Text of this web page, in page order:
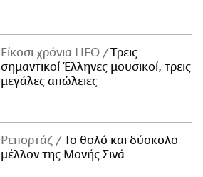
Είκοσι χρόνια LIFO
Tρεις
σημαντικοί Έλληνες μουσικοί, τρεις
μεγάλες απώλειες
Ρεπορτάζ
Το θολό και δύσκολο
μέλλον της Μονής Σινά